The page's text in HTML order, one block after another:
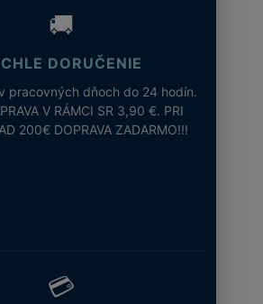
🚚
DORUČENIE
pracovných dňoch do 24 hodín.
V RÁMCI SR 3,90 €. PRI
200€ DOPRAVA ZADARMO!!!
💳